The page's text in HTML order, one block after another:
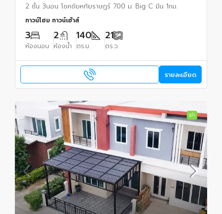
2 ชั้น 3นอน โชคชัยหทัยราษฎร์ 700 ม. Big C มีน 1กม.
ทาวน์โฮม ทาวน์เฮ้าส์
3
ห้องนอน
2
ห้องน้ำ
140
ตร.ม.
21
ตร.ว.
รายละเอียด
เช่า